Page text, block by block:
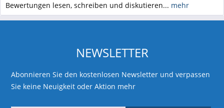
Bewertungen lesen, schreiben und diskutieren... mehr
NEWSLETTER
Abonnieren Sie den kostenlosen Newsletter und verpassen
Sie keine Neuigkeit oder Aktion mehr